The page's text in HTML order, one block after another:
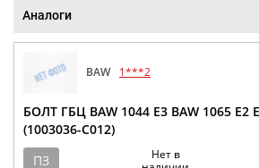
Аналоги
BAW 1***2
БОЛТ ГБЦ BAW 1044 E3 BAW 1065 E2
(1003036-C012)
ПЗ
Нет в